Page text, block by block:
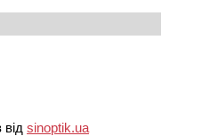
sinoptik.ua